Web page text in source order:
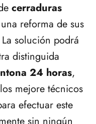
cerraduras
reforma de sus
solución podrá
distinguida
24 horas,
mejore técnicos
efectuar este